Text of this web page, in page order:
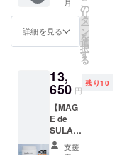
ターン
はなく
なり次
ます。
※新型コ
ロナウ
イルス
の影響
により
納期に
得！）
・30名
様限定
・送料
込み ※
格は
3,900円
（送料
込み）
です。
※離島・
海外へ
詳細を見る
の
リ
タ
ー
ン
を
選
択
す
る
13,
650 円
残り10
【MAG
E de
SULA 5
個セッ
支援